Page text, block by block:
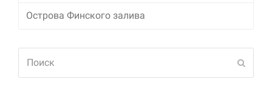
Острова Финского залива